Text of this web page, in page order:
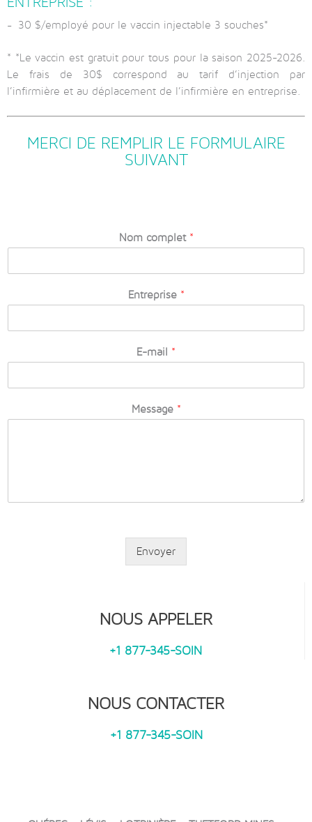
30 $/employé pour le vaccin injectable 3 souches*
* *Le vaccin est gratuit pour tous pour la saison 2025-2026.
Le frais de 30$ correspond au tarif d’injection par
l’infirmière et au déplacement de l’infirmière en entreprise.
MERCI DE REMPLIR LE FORMULAIRE
SUIVANT
Nom complet *
Entreprise *
E-mail *
Message *
Envoyer
NOUS APPELER
+1 877-345-SOIN
NOUS CONTACTER
+1 877-345-SOIN